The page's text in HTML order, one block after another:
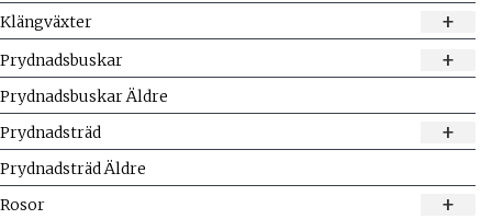
+
Klängväxter
+
Prydnadsbuskar
Prydnadsbuskar Äldre
+
Prydnadsträd
Prydnadsträd Äldre
+
Rosor